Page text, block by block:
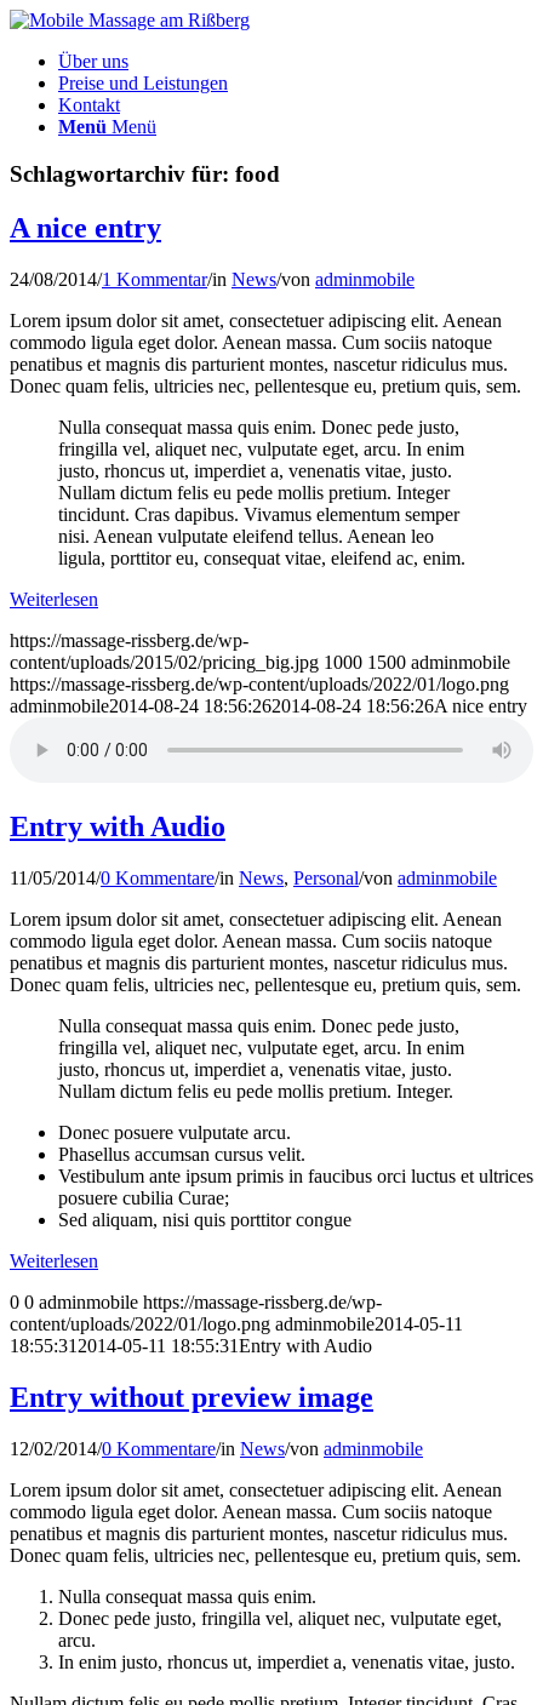
Über uns
Preise und Leistungen
Kontakt
Menü Menü
Schlagwortarchiv für: food
A nice entry
24/08/2014/1 Kommentar/in News/von adminmobile
Lorem ipsum dolor sit amet, consectetuer adipiscing elit. Aenean
commodo ligula eget dolor. Aenean massa. Cum sociis natoque
penatibus et magnis dis parturient montes, nascetur ridiculus mus.
Donec quam felis, ultricies nec, pellentesque eu, pretium quis, sem.
Nulla consequat massa quis enim. Donec pede justo,
fringilla vel, aliquet nec, vulputate eget, arcu. In enim
justo, rhoncus ut, imperdiet a, venenatis vitae, justo.
Nullam dictum felis eu pede mollis pretium. Integer
tincidunt. Cras dapibus. Vivamus elementum semper
nisi. Aenean vulputate eleifend tellus. Aenean leo
ligula, porttitor eu, consequat vitae, eleifend ac, enim.
Weiterlesen
https://massage-rissberg.de/wp-
content/uploads/2015/02/pricing_big.jpg 1000 1500 adminmobile
https://massage-rissberg.de/wp-content/uploads/2022/01/logo.png
adminmobile2014-08-24 18:56:262014-08-24 18:56:26A nice entry
Entry with Audio
11/05/2014/0 Kommentare/in News, Personal/von adminmobile
Lorem ipsum dolor sit amet, consectetuer adipiscing elit. Aenean
commodo ligula eget dolor. Aenean massa. Cum sociis natoque
penatibus et magnis dis parturient montes, nascetur ridiculus mus.
Donec quam felis, ultricies nec, pellentesque eu, pretium quis, sem.
Nulla consequat massa quis enim. Donec pede justo,
fringilla vel, aliquet nec, vulputate eget, arcu. In enim
justo, rhoncus ut, imperdiet a, venenatis vitae, justo.
Nullam dictum felis eu pede mollis pretium. Integer.
Donec posuere vulputate arcu.
Phasellus accumsan cursus velit.
Vestibulum ante ipsum primis in faucibus orci luctus et ultrices
posuere cubilia Curae;
Sed aliquam, nisi quis porttitor congue
Weiterlesen
0 0 adminmobile https://massage-rissberg.de/wp-
content/uploads/2022/01/logo.png adminmobile2014-05-11
18:55:31 2014-05-11 18:55:31Entry with Audio
Entry without preview image
12/02/2014/0 Kommentare/in News/von adminmobile
Lorem ipsum dolor sit amet, consectetuer adipiscing elit. Aenean
commodo ligula eget dolor. Aenean massa. Cum sociis natoque
penatibus et magnis dis parturient montes, nascetur ridiculus mus.
Donec quam felis, ultricies nec, pellentesque eu, pretium quis, sem.
Nulla consequat massa quis enim.
Donec pede justo, fringilla vel, aliquet nec, vulputate eget,
arcu.
In enim justo, rhoncus ut, imperdiet a, venenatis vitae, justo.